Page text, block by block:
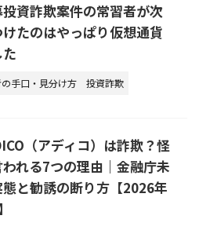
資詐欺案件の常習者が次
たのはやっぱり仮想通貨
手口・見分け方 投資詐欺
（アディコ）は詐欺？怪
われる7つの理由｜金融庁未
と勧誘の断り方【2026年